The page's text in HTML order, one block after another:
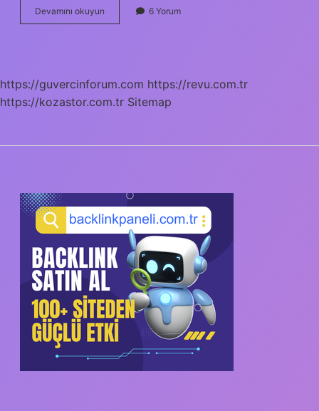
Devamını okuyun Çiçeksiz
Bitkiler
6 Yorum
https://guvercinforum.com https://revu.com.tr
https://kozastor.com.tr Sitemap
SIDEBAR